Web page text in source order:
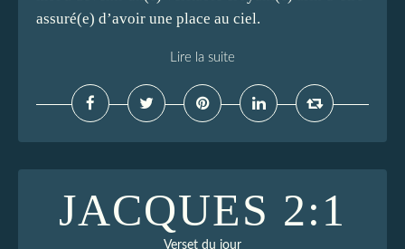
assuré(e) d’avoir une place au ciel.
Lire la suite
JACQUES 2:1
Verset du jour